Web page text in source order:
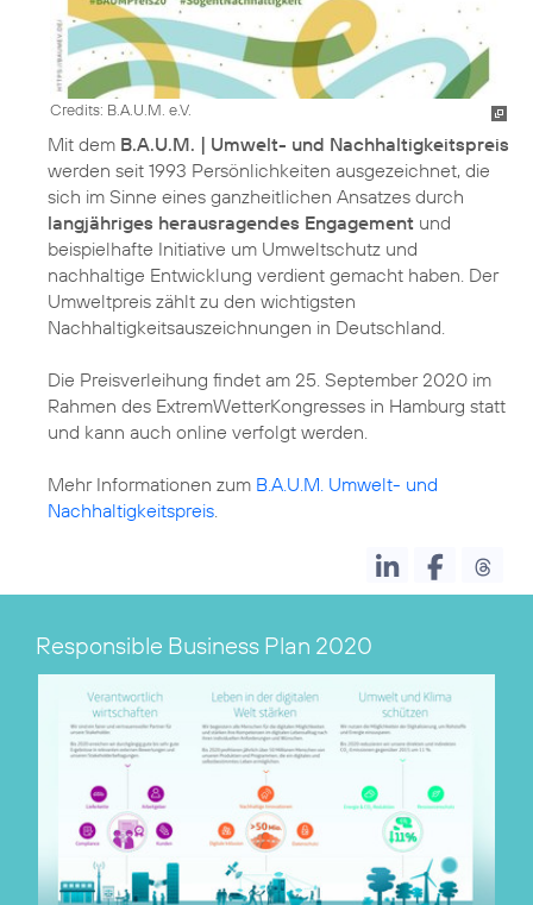
Credits: B.A.U.M. e.V.
Mit dem B.A.U.M. | Umwelt- und Nachhaltigkeitspreis
werden seit 1993 Persönlichkeiten ausgezeichnet, die
sich im Sinne eines ganzheitlichen Ansatzes durch
langjähriges herausragendes Engagement und
beispielhafte Initiative um Umweltschutz und
nachhaltige Entwicklung verdient gemacht haben. Der
Umweltpreis zählt zu den wichtigsten
Nachhaltigkeitsauszeichnungen in Deutschland.
Die Preisverleihung findet am 25. September 2020 im
Rahmen des ExtremWetterKongresses in Hamburg statt
und kann auch online verfolgt werden.
Mehr Informationen zum B.A.U.M. Umwelt- und
Nachhaltigkeitspreis
Responsible Business Plan 2020